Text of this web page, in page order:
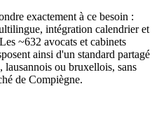
exactement à ce besoin :
intégration calendrier et
~632 avocats et cabinets
ainsi d'un standard partagé
lausannois ou bruxellois, sans
de Compiègne.